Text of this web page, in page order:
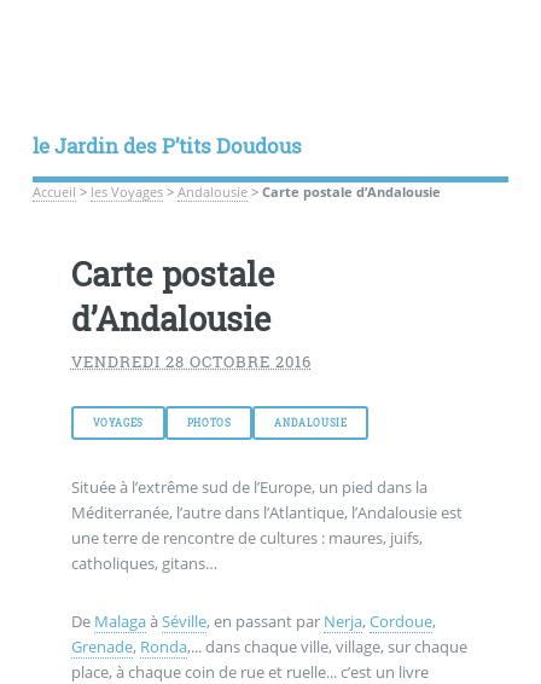
le Jardin des P’tits Doudous
Accueil > les Voyages> Andalousie> Carte postale d’Andalousie
Carte postale
d’Andalousie
VENDREDI 28 OCTOBRE 2016
VOYAGES PHOTOS ANDALOUSIE
Située à l’extrême sud de l’Europe, un pied dans la
Méditerranée, l’autre dans l’Atlantique, l’Andalousie est
une terre de rencontre de cultures : maures, juifs,
catholiques, gitans…
De Malagaà Séville, en passant par Nerja, Cordoue,
Grenade, Ronda,... dans chaque ville, village, sur chaque
place, à chaque coin de rue et ruelle... c’est un livre